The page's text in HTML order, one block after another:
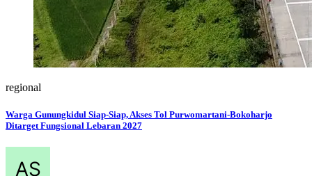
regional
Warga Gunungkidul Siap-Siap, Akses Tol Purwomartani-Bokoharjo
Ditarget Fungsional Lebaran 2027